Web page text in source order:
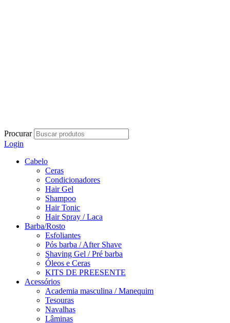
Procurar
Login
Cabelo
Ceras
Condicionadores
Hair Gel
Shampoo
Hair Tonic
Hair Spray / Laca
Barba/Rosto
Esfoliantes
Pós barba / After Shave
Shaving Gel / Pré barba
Óleos e Ceras
KITS DE PREESENTE
Acessórios
Academia masculina / Manequim
Tesouras
Navalhas
Lâminas